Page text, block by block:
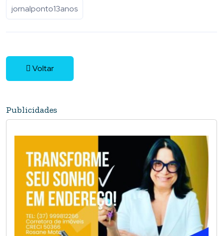
jornalponto13anos
Voltar
Publicidades